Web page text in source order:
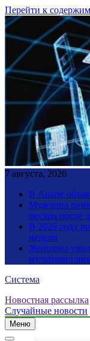
Перейти к
7 августа, 2026
В Анапе
Мужчина
месяца после
В 2026 году
недели
Женщина
Система
Новостная рассылка
Случайные новости
Меню